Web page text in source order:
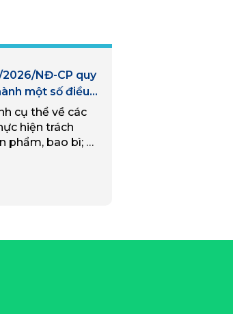
2026/NĐ-CP quy
một số điều
môi trường về
sản phẩm,
xử lý chất
nhập khẩu
cụ thể về các
hiện trách
phẩm, bao bì; tỉ
tái chế bắt